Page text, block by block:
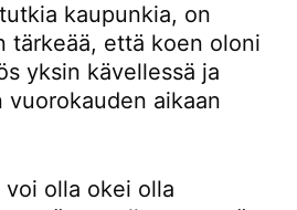
kaupunkia, on
tärkeää, että koen oloni
yksin kävellessä ja
vuorokauden aikaan
voi olla okei olla